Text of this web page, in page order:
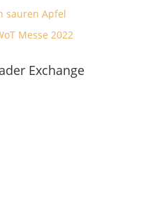
sauren Apfel
Messe 2022
Exchange